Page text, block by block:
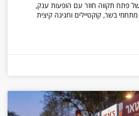
פתח תקווה חוזר עם הופעות ענק,
בשר, קוקטיילים וחגיגה קיצית